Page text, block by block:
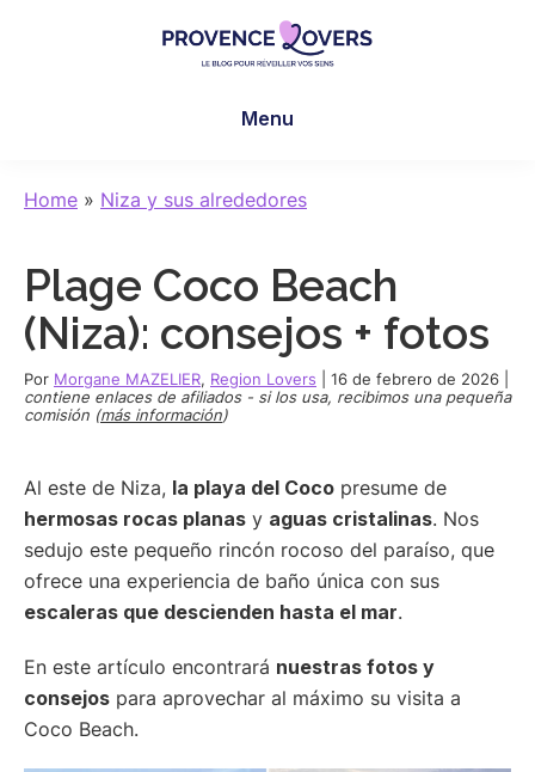
en
Le
de
Claire
et
Menu
Home » Niza y sus alrededores
Plage Coco Beach
(Niza): consejos + fotos
Por Morgane MAZELIER, Region Lovers 16 de febrero de 2026
contiene enlaces de afiliados - si los usa, recibimos una pequeña
comisión (más información)
Al este de Niza, la playa del Coco presume de
hermosas rocas planas y aguas cristalinas. Nos
sedujo este pequeño rincón rocoso del paraíso, que
ofrece una experiencia de baño única con sus
escaleras que descienden hasta el mar.
En este artículo encontrará nuestras fotos y
consejos para aprovechar al máximo su visita a
Coco Beach.